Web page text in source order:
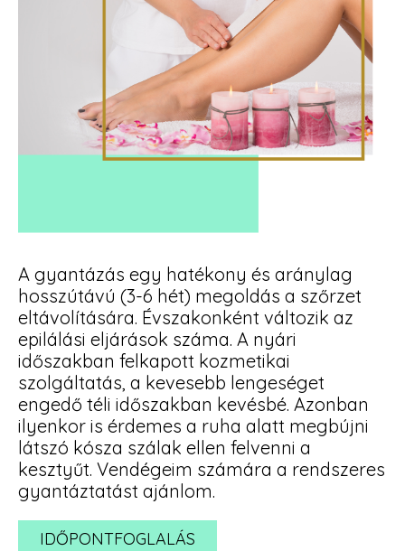
A gyantázás egy hatékony és aránylag
hosszútávú (3-6 hét) megoldás a szőrzet
eltávolítására. Évszakonként változik az
epilálási eljárások száma. A nyári
időszakban felkapott kozmetikai
szolgáltatás, a kevesebb lengeséget
engedő téli időszakban kevésbé. Azonban
ilyenkor is érdemes a ruha alatt megbújni
látszó kósza szálak ellen felvenni a
kesztyűt. Vendégeim számára a rendszeres
gyantáztatást ajánlom.
IDŐPONTFOGLALÁS